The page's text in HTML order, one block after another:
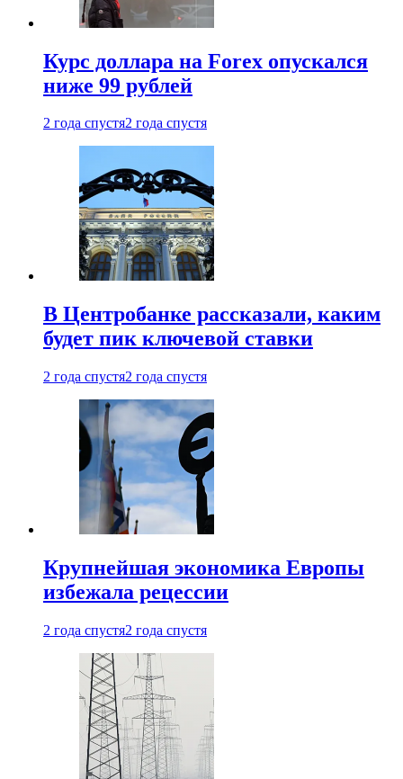
Курс доллара на Forex опускался
ниже 99 рублей
2 года спустя2 года спустя
В Центробанке рассказали, каким
будет пик ключевой ставки
2 года спустя2 года спустя
Крупнейшая экономика Европы
избежала рецессии
2 года спустя2 года спустя